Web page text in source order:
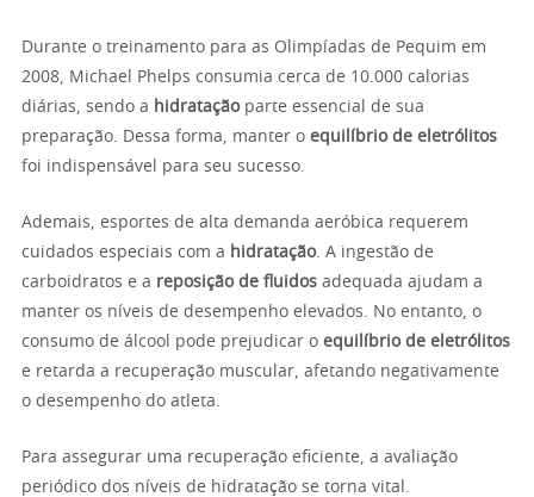
Durante o treinamento para as Olimpíadas de Pequim em
2008, Michael Phelps consumia cerca de 10.000 calorias
diárias, sendo a hidrataçãoparte essencial de sua
preparação. Dessa forma, manter o equilíbrio de eletrólitos
foi indispensável para seu sucesso.
Ademais, esportes de alta demanda aeróbica requerem
cuidados especiais com a hidratação. A ingestão de
carboidratos e a reposição de fluidos adequada ajudam a
manter os níveis de desempenho elevados. No entanto, o
consumo de álcool pode prejudicar o equilíbrio de eletrólitos
e retarda a recuperação muscular, afetando negativamente
o desempenho do atleta.
Para assegurar uma recuperação eficiente, a avaliação
periódico dos níveis de hidratação se torna vital.